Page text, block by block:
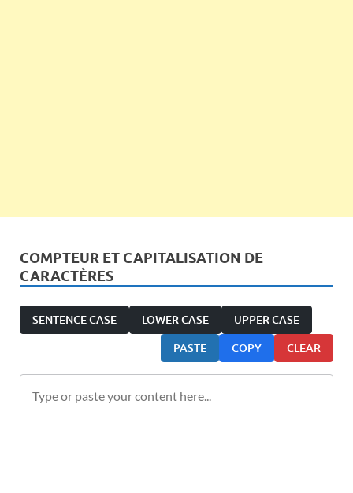
COMPTEUR ET CAPITALISATION DE
CARACTÈRES
SENTENCE CASE LOWER CASE UPPER CASE
PASTE COPY CLEAR